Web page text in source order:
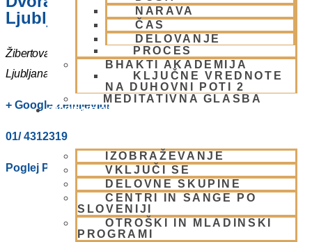
NARAVA
ČAS
DELOVANJE
PROCES
BHAKTI AKADEMIJA
KLJUČNE VREDNOTE
NA DUHOVNI POTI 2
MEDITATIVNA GLASBA
SKUPNOST
IZOBRAŽEVANJE
VKLJUČI SE
DELOVNE SKUPINE
CENTRI IN SANGE PO
SLOVENIJI
OTROŠKI IN MLADINSKI
PROGRAMI
Ljubljani
Žibertova 27
Ljubljana
Slovenia
+ Google Zemljevidi
01/ 4312319
Poglej Prizorišče spletno stran